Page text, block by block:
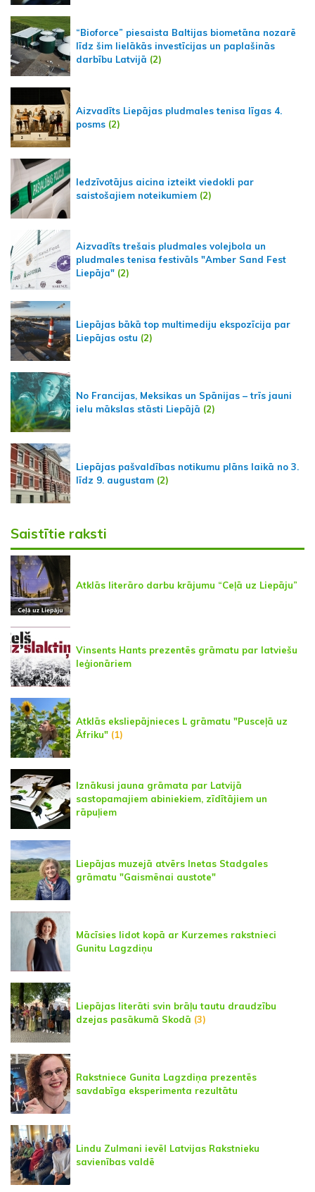
“Bioforce” piesaista Baltijas biometāna nozarē
līdz šim lielākās investīcijas un paplašinās
darbību Latvijā (2)
Aizvadīts Liepājas pludmales tenisa līgas 4.
posms (2)
Iedzīvotājus aicina izteikt viedokli par
saistošajiem noteikumiem (2)
Aizvadīts trešais pludmales volejbola un
pludmales tenisa festivāls "Amber Sand Fest
Liepāja" (2)
Liepājas bākā top multimediju ekspozīcija par
Liepājas ostu (2)
No Francijas, Meksikas un Spānijas – trīs jauni
ielu mākslas stāsti Liepājā (2)
Liepājas pašvaldības notikumu plāns laikā no 3.
līdz 9. augustam (2)
Saistītie raksti
Atklās literāro darbu krājumu “Ceļā uz Liepāju”
Vinsents Hants prezentēs grāmatu par latviešu
leģionāriem
Atklās eksliepājnieces L grāmatu "Pusceļā uz
Āfriku" (1)
Iznākusi jauna grāmata par Latvijā
sastopamajiem abiniekiem, zīdītājiem un
rāpuļiem
Liepājas muzejā atvērs Inetas Stadgales
grāmatu "Gaismēnai austote"
Mācīsies lidot kopā ar Kurzemes rakstnieci
Gunitu Lagzdiņu
Liepājas literāti svin brāļu tautu draudzību
dzejas pasākumā Skodā (3)
Rakstniece Gunita Lagzdiņa prezentēs
savdabīga eksperimenta rezultātu
Lindu Zulmani ievēl Latvijas Rakstnieku
savienības valdē